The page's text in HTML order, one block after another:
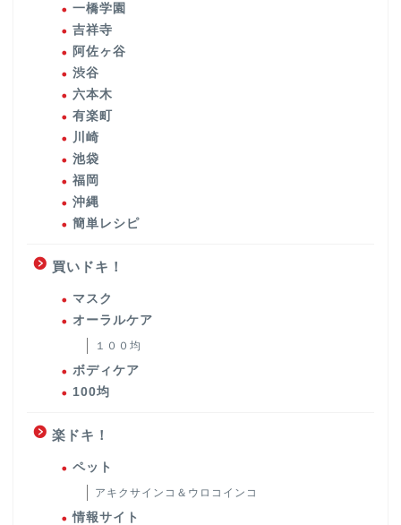
一橋学園
吉祥寺
阿佐ヶ谷
渋谷
六本木
有楽町
川崎
池袋
福岡
沖縄
簡単レシピ
買いドキ！
マスク
オーラルケア
１００均
ボディケア
100均
楽ドキ！
ペット
アキクサインコ＆ウロコインコ
情報サイト